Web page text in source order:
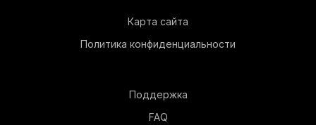
Карта сайта
Политика конфиденциальности
Поддержка
FAQ